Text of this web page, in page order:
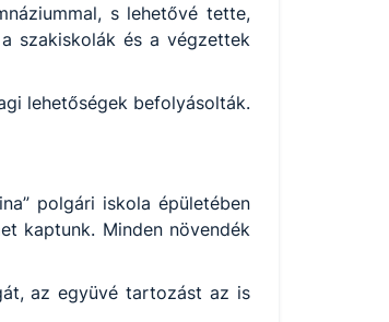
s lehetővé tette,
szakiskolák és a végzettek
lehetőségek befolyásolták.
polgári iskola épületében
kaptunk. Minden növendék
az együvé tartozást az is